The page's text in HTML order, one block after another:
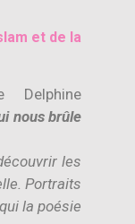
et de la
nous brûle
les
Portraits
la poésie